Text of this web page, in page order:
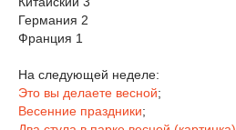
Германия 2
Франция 1
На следующей неделе:
Это вы делаете весной;
Весенние праздники;